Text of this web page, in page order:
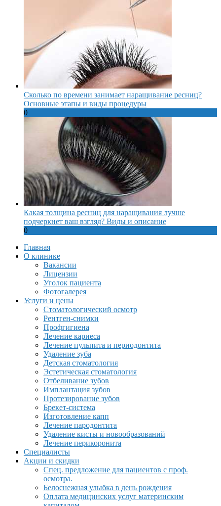
Сколько по времени занимает наращивание ресниц?
Основные этапы и виды процедуры
0
Какая толщина ресниц для наращивания лучше
подчеркнет ваш взгляд? Виды и описание
0
Главная
О клинике
Вакансии
Лицензии
Уголок пациента
Фотогалерея
Услуги и цены
Стоматологический осмотр
Рентген-снимки
Профгигиена
Лечение кариеса
Лечение пульпита и периодонтита
Удаление зуба
Детская стоматология
Эстетическая стоматология
Отбеливание зубов
Имплантация зубов
Протезирование зубов
Брекет-система
Изготовление капп
Лечение пародонтита
Удаление кисты и новообразований
Лечение перикоронита
Специалисты
Акции и скидки
Спец. предложение для пациентов с проф.
осмотра.
Белоснежная улыбка в день рождения
Оплата медицинских услуг материнским